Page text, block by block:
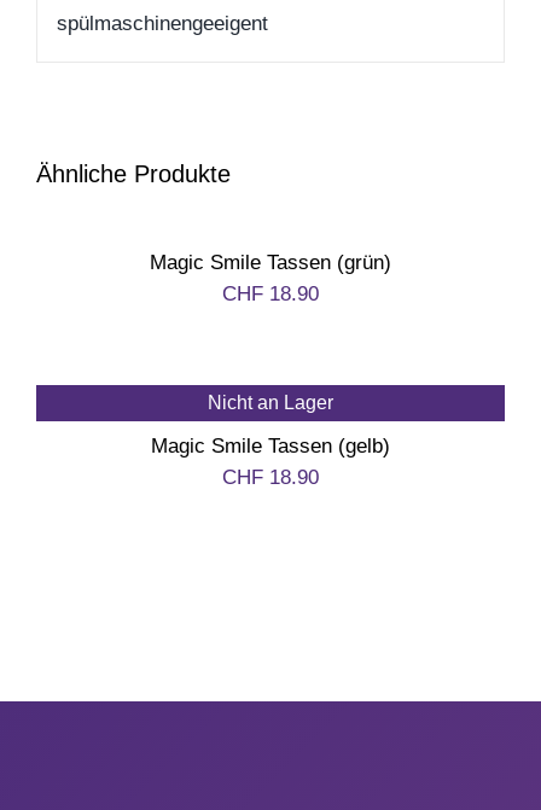
Silvester/Neujahr
Aktionen
Kontakt
spülmaschinengeeigent
Ähnliche Produkte
Magic Smile Tassen (grün)
CHF 18.90
Nicht an Lager
Magic Smile Tassen (gelb)
CHF 18.90